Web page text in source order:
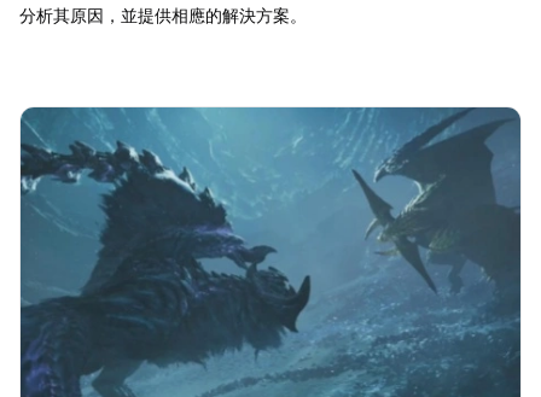
分析其原因，並提供相應的解決方案。